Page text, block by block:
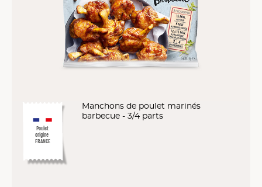
Poulet
origine
FRANCE
Manchons de poulet marinés
barbecue - 3/4 parts